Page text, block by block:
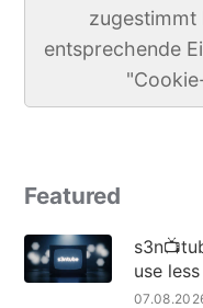
zugestimmt
entsprechende
Featured
use